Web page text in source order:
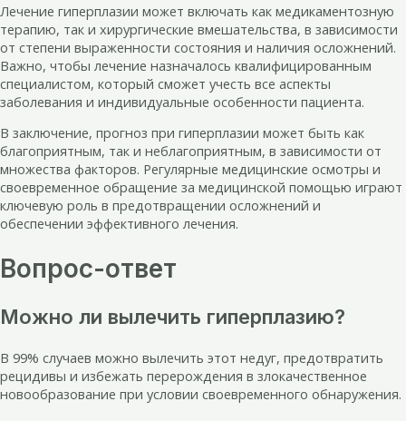
Лечение гиперплазии может включать как медикаментозную
терапию, так и хирургические вмешательства, в зависимости
от степени выраженности состояния и наличия осложнений.
Важно, чтобы лечение назначалось квалифицированным
специалистом, который сможет учесть все аспекты
заболевания и индивидуальные особенности пациента.
В заключение, прогноз при гиперплазии может быть как
благоприятным, так и неблагоприятным, в зависимости от
множества факторов. Регулярные медицинские осмотры и
своевременное обращение за медицинской помощью играют
ключевую роль в предотвращении осложнений и
обеспечении эффективного лечения.
Вопрос-ответ
Можно ли вылечить гиперплазию?
В 99% случаев можно вылечить этот недуг, предотвратить
рецидивы и избежать перерождения в злокачественное
новообразование при условии своевременного обнаружения.